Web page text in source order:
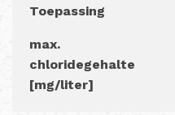
Toepassing
max.
chloridegehalte
[mg/liter]